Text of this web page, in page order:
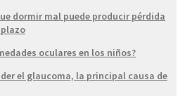
dormir mal puede producir pérdida
oculares en los niños?
el glaucoma, la principal causa de